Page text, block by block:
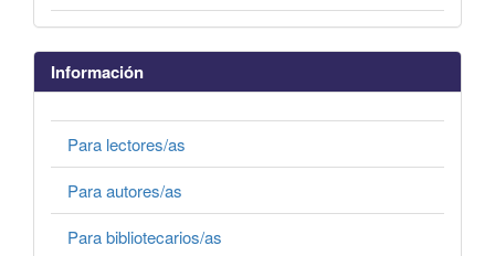
Información
Para lectores/as
Para autores/as
Para bibliotecarios/as